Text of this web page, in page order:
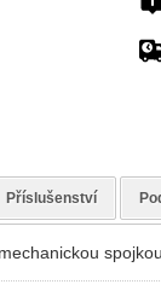
Příslušenství